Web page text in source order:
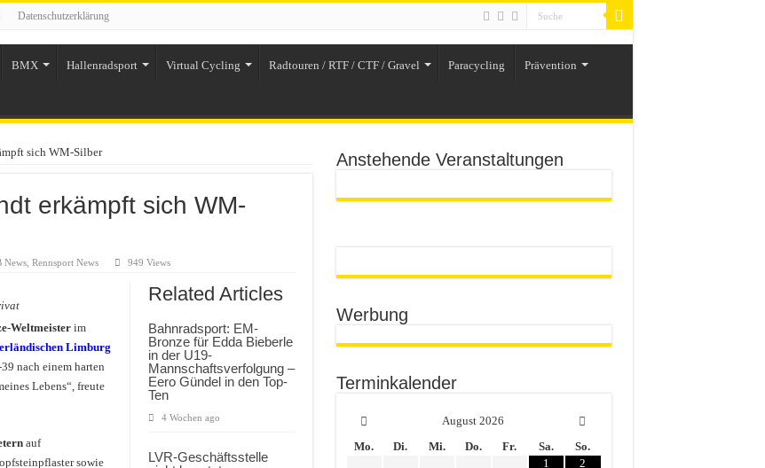
Datenschutzerklärung
BMX Hallenradsport Virtual Cycling Radtouren / RTF / CTF / Gravel Paracycling Prävention
sich WM-Silber
erkämpft sich WM-
News, Rennsport News 949 Views
Related Articles
Bahnradsport: EM-
Bronze für Edda Bieberle
in der U19-
Mannschaftsverfolgung –
Eero Gündel in den Top-
Ten
4 Wochen ago
LVR-Geschäftsstelle
Weltmeisterim
Limburg
nach einem harten
Lebens“, freute
auf
sowie
Anstehende Veranstaltungen
Werbung
Terminkalender
August 2026
Mo.
Di. Mi. Do. Fr. Sa.
So.
1
2